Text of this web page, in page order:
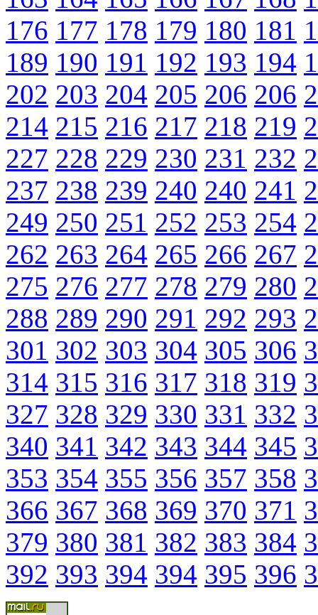
176 177 178 179 180 181
189 190 191 192 193 194
202 203 204 205 206 206
214 215 216 217 218 219
227 228 229 230 231 232
237 238 239 240 240 241
249 250 251 252 253 254
262 263 264 265 266 267
275 276 277 278 279 280
288 289 290 291 292 293
301 302 303 304 305 306
314 315 316 317 318 319
327 328 329 330 331 332
340 341 342 343 344 345
353 354 355 356 357 358
366 367 368 369 370 371
379 380 381 382 383 384
392 393 394 394 395 396